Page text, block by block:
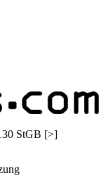
StGB [>]